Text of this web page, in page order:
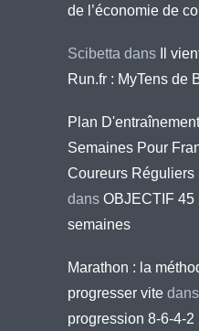
de l’économie de
Scibetta dans
Il
Run.fr : MyTens de
Plan
Semaines Pour
Coureurs Réguliers
dans OBJECTIF 45
semaines
Marathon : la
progresser vite dans
progression 8-6-4-2